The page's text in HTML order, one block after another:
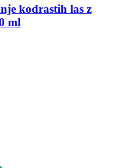
kodrastih las z
ml